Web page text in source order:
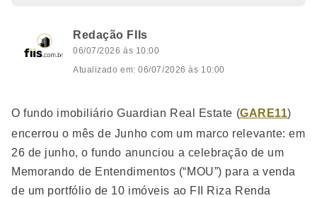
Redação FIIs
06/07/2026 às 10:00
Atualizado em: 06/07/2026 às 10:00
O fundo imobiliário Guardian Real Estate (GARE11)
encerrou o mês de Junho com um marco relevante: em
26 de junho, o fundo anunciou a celebração de um
Memorando de Entendimentos (“MOU”) para a venda
de um portfólio de 10 imóveis ao FII Riza Renda